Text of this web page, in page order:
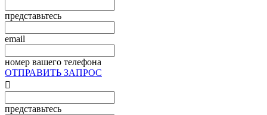
представьтесь
email
номер вашего телефона
ОТПРАВИТЬ ЗАПРОС

представьтесь